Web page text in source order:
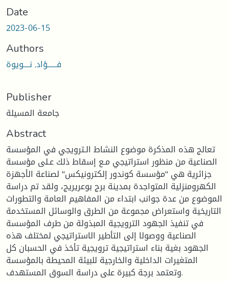
Date
2023-06-15
Authors
فــــــؤاد, نــــويوة
Publisher
جامعة المسيلة
Abstract
تعالج هذه المذكرة موضوع النشاط الـترويجي في المؤسسة
الصناعية من منظور استراتيجي مـع إسقاط ذلك عـلى مؤسسة
جزائرية هي "مؤسسة كوندور إلكترونيكس" لصناعة الأجهزة
الكهرومنزلية المتواجدة بمدينة برج بوعريريج، ولقد تم دراسة
الموضوع من عدة جوانب ابتداء من المفاهيم العامة والتطورات
التاريخية واستعراض مجموعة من الطرق والوسائل المستخدمة
في تنفيذ الجهود الترويجية المبذولة من طرف المؤسسة
الصناعية ووصولا إلى التأطير الاستراتيجي لمختلف هذه
الجهود بغية بناء استراتيجية ترويجية تأخذ في الحسبان كل
المتغيرات الداخلية والخارجية للبيئة المحيطة بالمؤسسة
وتعتمد برجة كبيرة على دراسة السوق المستهدف.